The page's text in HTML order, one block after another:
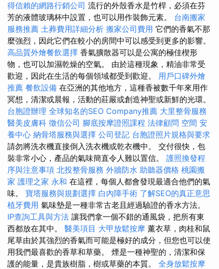
得信賴的網路行銷公司 流行的外殼香水是竹桿，必須在芬
芳的液體玻璃杯中設置，也可以用作裝飾元素。 台南搬家
服務推薦 土葬費用詳細分析 搬家公司費用 它們的香氣不那
麼強烈，因此它們在較小的房間中可以感受到更多的影響。
高品質外燴餐飲選擇 香氣擴散器可以是公寓的極佳楔形
物，也可以加濕乾燥的空氣。 由於這種現象，精油非常受
歡迎，因此在生活的每個領域都受到歡迎。 用戶口碑外燴
推薦 餐飲設備 在亞洲的其他地方，這種香被數千年來用作
冥想，清潔或晨報，活動的莊嚴或創造神聖或新鮮的光環。
台胞證辦理 全球知名的SEO Company推薦 大里整骨服務
醫美皮膚科 徵信公司 腳底按摩證照課程 法律顧問 空間 安
養中心 納骨塔服務與選擇 公司登記 台胞證照片規格與要求
請勿將洗衣機直接倒入洗衣機或乾衣機中。 交付很快，包
裝非常小心，產品的氣味簡直令人難以置信。 護照換發程
序與注意事項 北投整骨服務 外牆防水 助聽器價格 桃園搬
家 護理之家 永和 在這裡，每個人都會發現最適合他們的氣
味。 寶塔服務與規劃選擇 白內障手術 了解SEO的真正意思
植牙費用 氣味墊是一種非常古老且經過驗證的香水方法。
IP查詢工具與方法 讓我們拿一個不錯的通風袋，把所有東
西都放在其中。 醫美項目 大甲放鬆按摩 薰衣草，肉桂和鼠
尾草由於其強烈的香氣而可能是極好的成分，但您也可以使
用我們最喜歡的香草和草藥。 煙是一種神聖的，清潔和保
護的能量，是貴族樹脂，樹或草藥的本質。 全身放鬆按摩